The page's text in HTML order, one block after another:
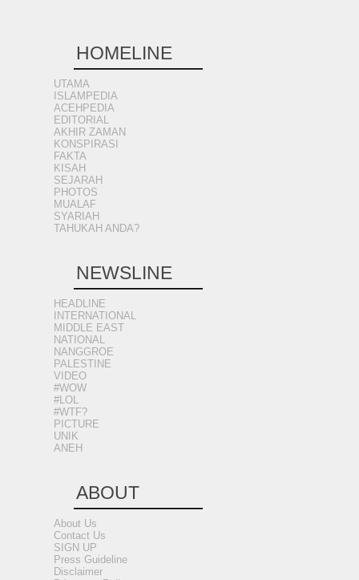
HOMELINE
UTAMA
ISLAMPEDIA
ACEHPEDIA
EDITORIAL
AKHIR ZAMAN
KONSPIRASI
FAKTA
KISAH
SEJARAH
PHOTOS
MUALAF
SYARIAH
TAHUKAH ANDA?
NEWSLINE
HEADLINE
INTERNATIONAL
MIDDLE EAST
NATIONAL
NANGGROE
PALESTINE
VIDEO
#WOW
#LOL
#WTF?
PICTURE
UNIK
ANEH
ABOUT
About Us
Contact Us
SIGN UP
Press Guideline
Disclaimer